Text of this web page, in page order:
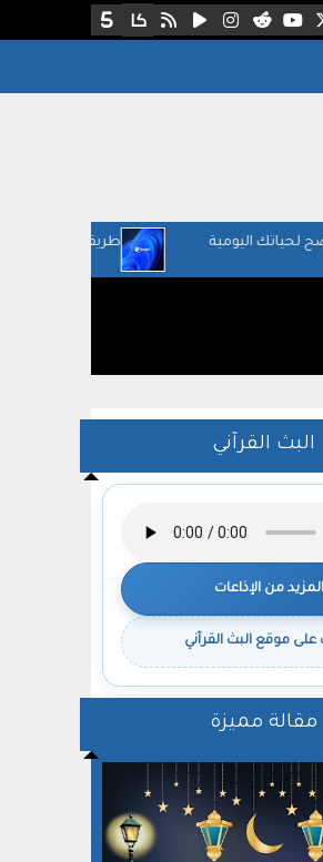
طريقة التأكد إذا كان جهازك قابل
البث القرآني
المزيد من الإذاعات
موقع البث القرآني
مقالة مميزة